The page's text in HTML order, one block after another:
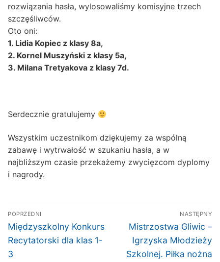
rozwiązania hasła, wylosowaliśmy komisyjne trzech
szczęśliwców.
Oto oni:
1. Lidia Kopiec z klasy 8a,
2. Kornel Muszyński z klasy 5a,
3. Milana Tretyakova z klasy 7d.
Serdecznie gratulujemy
Wszystkim uczestnikom dziękujemy za wspólną
zabawę i wytrwałość w szukaniu hasła, a w
najbliższym czasie przekażemy zwycięzcom dyplomy
i nagrody.
Nawigacja
wpisu
POPRZEDNI
Poprzedni
wpis:
Międzyszkolny Konkurs
Recytatorski dla klas 1-
3
NASTĘPNY
Następny
wpis:
Mistrzostwa Gliwic –
Igrzyska Młodzieży
Szkolnej. Piłka nożna